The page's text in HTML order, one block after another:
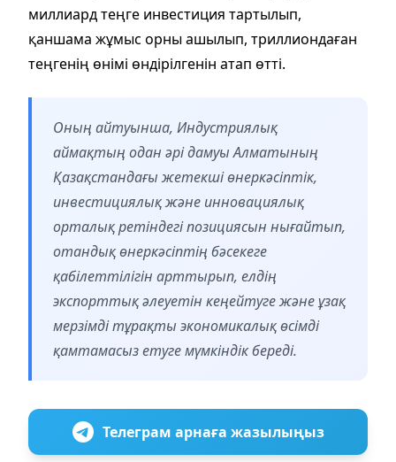
миллиард теңге инвестиция тартылып,
қаншама жұмыс орны ашылып, триллиондаған
теңгенің өнімі өндірілгенін атап өтті.
Оның айтуынша, Индустриялық
аймақтың одан әрі дамуы Алматының
Қазақстандағы жетекші өнеркәсіптік,
инвестициялық және инновациялық
орталық ретіндегі позициясын нығайтып,
отандық өнеркәсіптің бәсекеге
қабілеттілігін арттырып, елдің
экспорттық әлеуетін кеңейтуге және ұзақ
мерзімді тұрақты экономикалық өсімді
қамтамасыз етуге мүмкіндік береді.
Телеграм арнаға жазылыңыз